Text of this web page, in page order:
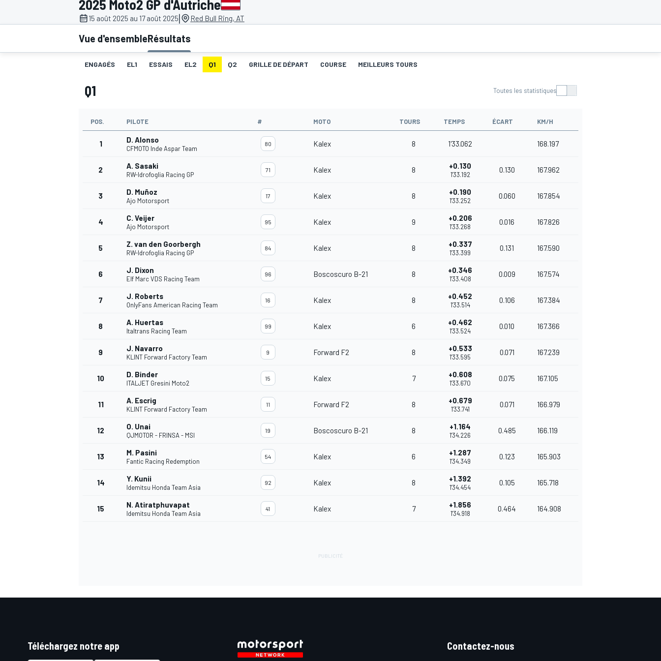
2025 Moto2 GP d'Autriche
15 août 2025 au 17 août 2025| Red Bull Ring, AT
Vue d'ensembleRésultats
ENGAGÉS EL1 ESSAIS EL2 Q1 Q2 GRILLE DE DÉPART COURSE MEILLEURS TOURS
Q1 Toutes les statistiques
POS. PILOTE # MOTO TOURS TEMPS ÉCART KM/H
1 D. Alonso
CFMOTO Inde Aspar Team
80 Kalex 8 1'33.062 168.197
2 A. Sasaki
RW-Idrofoglia Racing GP
71 Kalex 8 +0.130
1'33.192
0.130 167.962
3 D. Muñoz
Ajo Motorsport
17 Kalex 8 +0.190
1'33.252
0.060 167.854
4 C. Veijer
Ajo Motorsport
95 Kalex 9 +0.206
1'33.268
0.016 167.826
5 Z. van den Goorbergh
RW-Idrofoglia Racing GP
84 Kalex 8 +0.337
1'33.399
0.131 167.590
6 J. Dixon
Elf Marc VDS Racing Team
96 Boscoscuro B-21 8 +0.346
1'33.408
0.009 167.574
7 J. Roberts
OnlyFans American Racing Team
16 Kalex 8 +0.452
1'33.514
0.106 167.384
8 A. Huertas
Italtrans Racing Team
99 Kalex 6 +0.462
1'33.524
0.010 167.366
9 J. Navarro
KLINT Forward Factory Team
9 Forward F2 8 +0.533
1'33.595
0.071 167.239
10 D. Binder
ITALJET Gresini Moto2
15 Kalex 7 +0.608
1'33.670
0.075 167.105
11 A. Escrig
KLINT Forward Factory Team
11 Forward F2 8 +0.679
1'33.741
0.071 166.979
12 O. Unai
QJMOTOR - FRINSA - MSI
19 Boscoscuro B-21 8 +1.164
1'34.226
0.485 166.119
13 M. Pasini
Fantic Racing Redemption
54 Kalex 6 +1.287
1'34.349
0.123 165.903
14 Y. Kunii
Idemitsu Honda Team Asia
92 Kalex 8 +1.392
1'34.454
0.105 165.718
15 N. Atiratphuvapat
Idemitsu Honda Team Asia
41 Kalex 7 +1.856
1'34.918
0.464 164.908
Téléchargez notre app Contactez-nous